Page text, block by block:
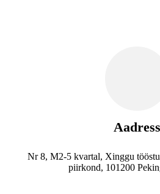
Aadress
Nr 8, M2-5 kvartal, Xinggu
piirkond, 101200